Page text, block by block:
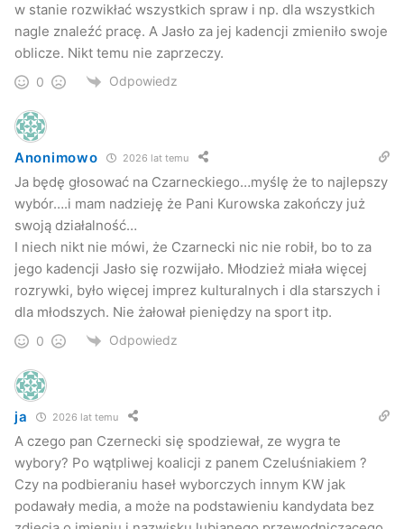
w stanie rozwikłać wszystkich spraw i np. dla wszystkich
nagle znaleźć pracę. A Jasło za jej kadencji zmieniło swoje
oblicze. Nikt temu nie zaprzeczy.
0 Odpowiedz
Anonimowo 2026 lat temu
Ja będę głosować na Czarneckiego…myślę że to najlepszy
wybór….i mam nadzieję że Pani Kurowska zakończy już
swoją działalność…
I niech nikt nie mówi, że Czarnecki nic nie robił, bo to za
jego kadencji Jasło się rozwijało. Młodzież miała więcej
rozrywki, było więcej imprez kulturalnych i dla starszych i
dla młodszych. Nie żałował pieniędzy na sport itp.
0 Odpowiedz
ja 2026 lat temu
A czego pan Czernecki się spodziewał, ze wygra te
wybory? Po wątpliwej koalicji z panem Czeluśniakiem ?
Czy na podbieraniu haseł wyborczych innym KW jak
podawały media, a może na podstawieniu kandydata bez